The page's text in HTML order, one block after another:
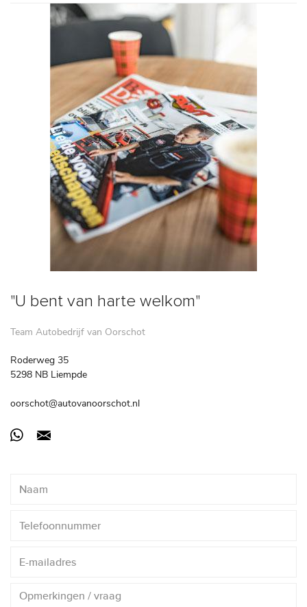
"U bent van harte welkom"
Team Autobedrijf van Oorschot
Roderweg 35
5298 NB Liempde
oorschot@autovanoorschot.nl